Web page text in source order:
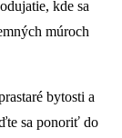
kde sa
múroch
bytosti a
sa ponoriť do